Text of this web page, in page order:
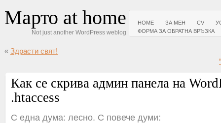
Марто at home
Not just another WordPress weblog
HOME ЗА МЕН CV
ФОРМА ЗА ОБРАТНА ВРЪЗКА
« Здрасти свят!
Как се скрива админ панела на
.htaccess
С една дума: лесно. С повече думи: